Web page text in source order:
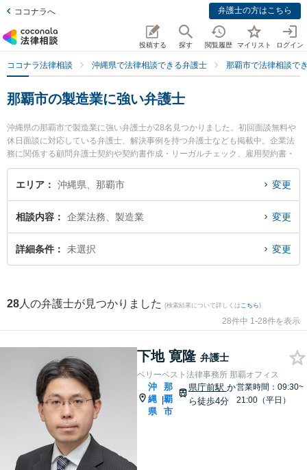
ココナラへ 弁護士の方はこちら
投稿する 探す 閲覧履歴 マイリスト ログイン
ココナラ法律相談 沖縄県で法律相談できる弁護士 那覇市で法律相談で
那覇市の製造業に強い弁護士
沖縄県の那覇市で製造業に強い弁護士が28名見つかりました。初回面談無料や
休日面談に対応している弁護士、解決事例を持つ弁護士なども掲載中。企業法
務に関係する顧問弁護士契約や契約書作成・リーガルチェック、雇用契約書・
就業規則作成等の細かな分野での絞り込み検索もでき便利です。特にベリーベ
スト法律事務所 那覇オフィスの下地 寛隆弁護士や企業のための法律事務所THR
覇市で土日や夜間に発生した製造業のトラブルを今すぐに弁護士に相談した
い』『製造業のトラブル解決の実績豊富な近くの弁護士を検索したい』『初回
相談無料で製造業を法律相談できる那覇市内の弁護士に相談予約したい』など
エリア 沖縄県、那覇市 変更
相談内容 企業法務、製造業 変更
詳細条件 未選択 変更
28 人の弁護士が見つかりました (検索結果について詳しくは こちら)
28件中 1-28件を表示
下地 寛隆 弁護士
ベリーベスト法律事務所 那覇オフィス
沖
縄
県
|
那
覇
市
県庁前駅 か
ら徒歩4分
営業時間：09:30~
21:00（平日）